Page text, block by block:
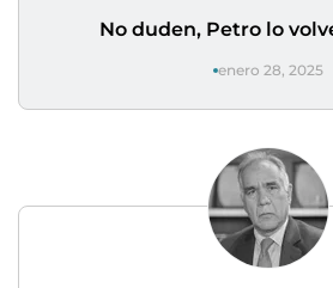
No duden, Petro lo
enero 28, 2025